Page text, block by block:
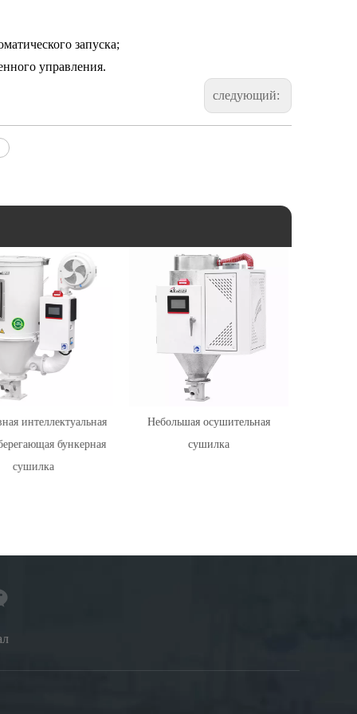
запуска;
управления.
следующий:
интеллектуальная
бункерная
сушилка
Небольшая осушительная
сушилка